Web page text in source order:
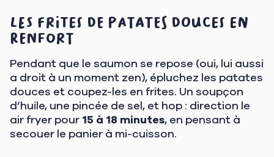
Les frites de patates douces en
renfort
Pendant que le saumon se repose (oui, lui aussi
a droit à un moment zen), épluchez les patates
douces et coupez-les en frites. Un soupçon
d’huile, une pincée de sel, et hop : direction le
air fryer pour 15 à 18 minutes, en pensant à
secouer le panier à mi-cuisson.